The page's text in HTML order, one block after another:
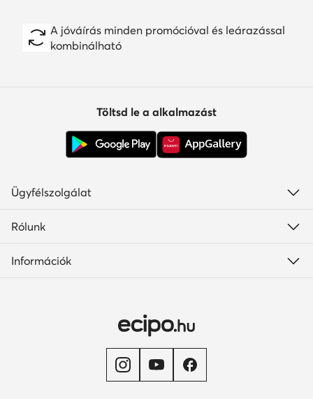
A jóváírás minden promócióval és leárazással
kombinálható
Töltsd le a alkalmazást
Ügyfélszolgálat
Rólunk
Információk